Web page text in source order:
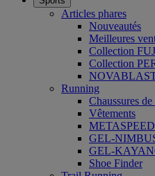
Articles phares
Nouveautés
Meilleures
Collection
Collection
Running
Chaussures
Vêtements
GEL-
GEL-
Shoe Finder